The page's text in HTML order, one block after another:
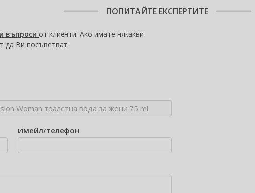
ПОПИТАЙТЕ ЕКСПЕРТИТЕ
въпроси от клиенти. Ако имате някакви
да Ви посъветват.
Имейл/телефон